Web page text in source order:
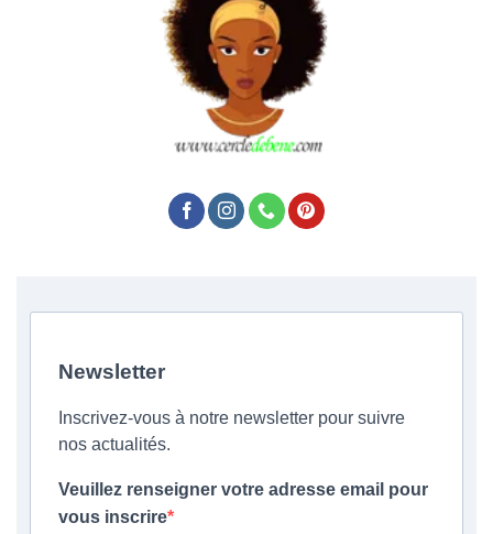
Newsletter
Inscrivez-vous à notre newsletter pour suivre
nos actualités.
Veuillez renseigner votre adresse email pour
vous inscrire